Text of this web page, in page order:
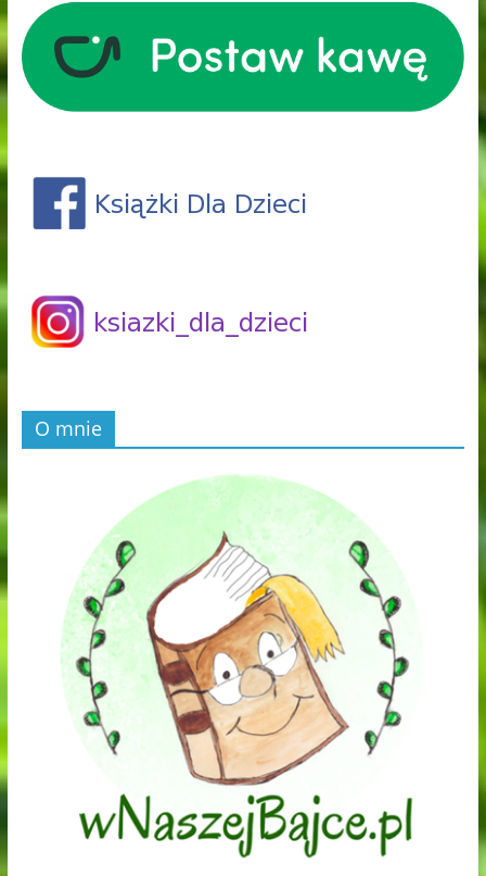
O mnie